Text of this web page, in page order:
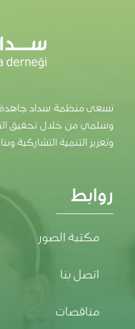
تسعى منظمة سداد جاهدة
وسلمي من خلال تحقيق
وتعزيز التنمية التشاركية
روابط
مكتبة الصور
اتصل بنا
مناقصات